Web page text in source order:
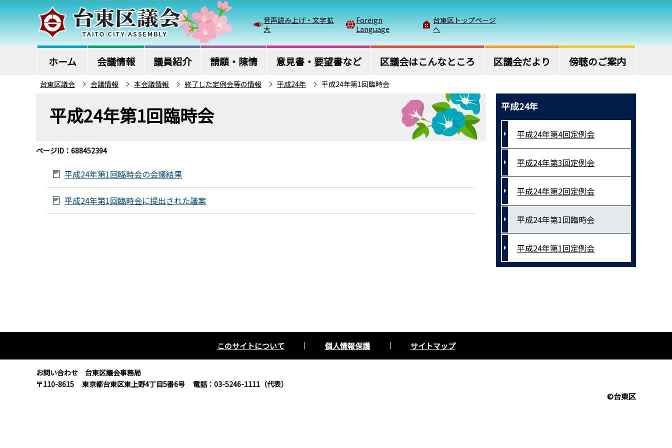
こ
の
ペ
ー
このページの本文へ移動
音声読み上げ・文字拡
大
Foreign
Language
台東区トップページ
へ
ホーム 会議情報 議員紹介 請願・陳情 意見書・要望書など 区議会はこんなところ 区議会だより 傍聴のご案内
台東区議会 会議情報 本会議情報 終了した定例会等の情報 平成24年 平成24年第1回臨時会
か
平成24年第1回臨時会
ページID：688452394
平成24年第1回臨時会の会議結果
平成24年第1回臨時会に提出された議案
平成24年
平成24年第4回定例会
平成24年第3回定例会
平成24年第2回定例会
平成24年第1回臨時会
平成24年第1回定例会
このサイトについて 個人情報保護 サイトマップ
お問い合わせ 台東区議会事務局
〒110-8615
東京都台東区東上野4丁目5番6号 電話：03-5246-1111（代表）
©台東区